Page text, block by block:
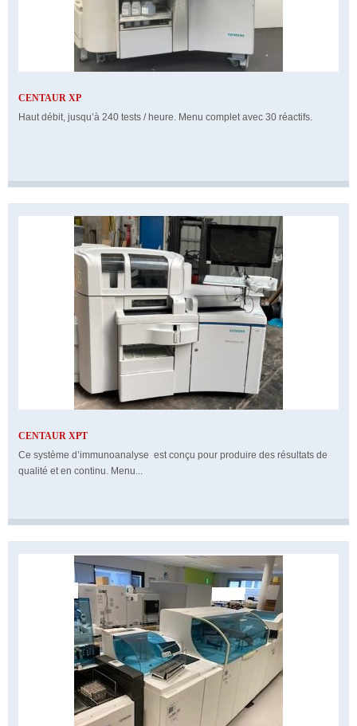
CENTAUR XP
Haut débit, jusqu’à 240 tests / heure. Menu complet avec 30 réactifs.
CENTAUR XPT
Ce système d’immunoanalyse est conçu pour produire des résultats de
qualité et en continu. Menu...